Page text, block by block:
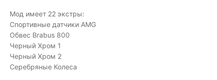
Мод имеет 22 экстры:
Спортивные датчики AMG
Обвес Brabus 800
Черный Хром 1
Черный Хром 2
Серебряные Колеса